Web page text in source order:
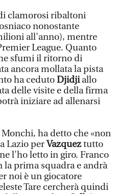
clamorosi ribaltoni
nonostante
all'anno), mentre
League. Quanto
sfumi il ritorno di
ancora mollata la pista
ha cedutoDjidjiallo
delle visite e della firma
iniziare ad allenarsi
ha detto che «non
Lazio perVazqueztutto
l'ho letto in giro. Franco
la prima squadra e andrà
noi è un giocatore
Tare cercherà quindi